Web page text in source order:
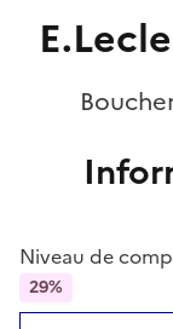
Niveau de
29%